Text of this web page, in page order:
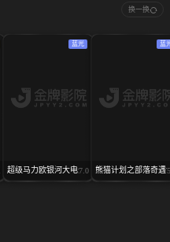
换一换
蓝光
超级马力欧银河大电影
7.0
蓝
熊猫计划之部落奇遇